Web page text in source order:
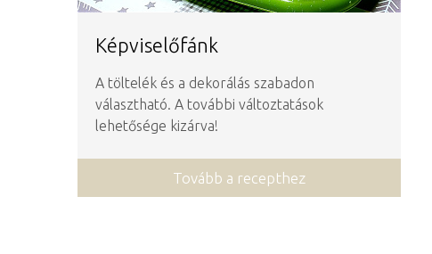
Képviselőfánk
A töltelék és a dekorálás szabadon
választható. A további változtatások
lehetősége kizárva!
Tovább a recepthez